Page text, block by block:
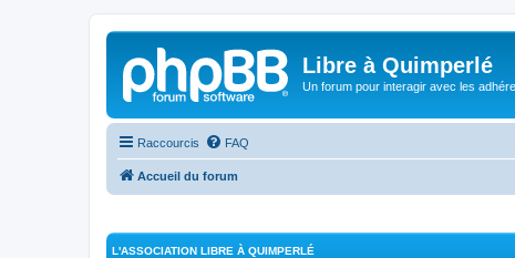
Libre à Quimperlé
Un forum pour interagir avec les
Raccourcis FAQ
Accueil du forum
L'ASSOCIATION LIBRE À QUIMPERLÉ